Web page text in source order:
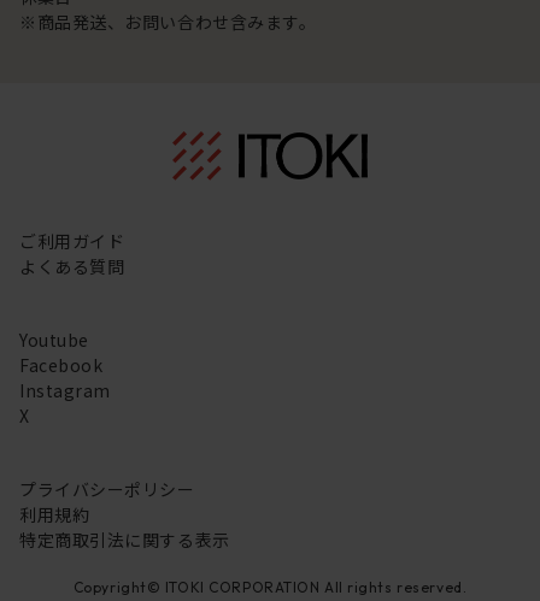
※商品発送、お問い合わせ含みます。
ご利用ガイド
よくある質問
Youtube
Facebook
Instagram
X
プライバシーポリシー
利用規約
特定商取引法に関する表示
Copyright© ITOKI CORPORATION All rights reserved.